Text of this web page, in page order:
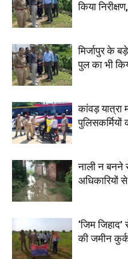
किया
मिर्जापुर के
पुल का भी
कांवड़ यात्रा
पुलिसकर्मियों
नाली न बनने
अधिकारियों
‘जिम
की जमीन